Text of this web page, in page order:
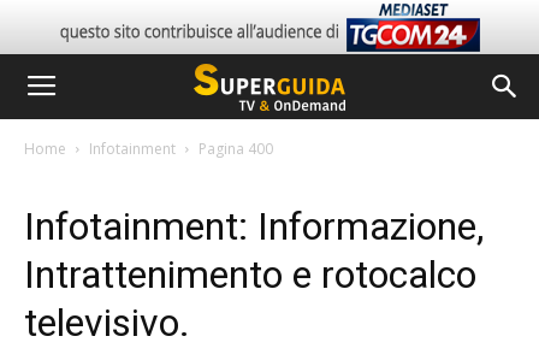
Home Infotainment Pagina 400
Infotainment: Informazione,
Intrattenimento e rotocalco
televisivo.